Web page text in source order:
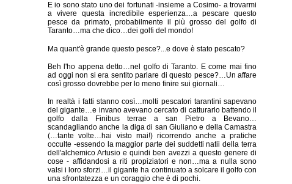
E io sono stato uno dei fortunati -insieme a Cosimo- a trovarmi
a vivere questa incredibile esperienza…a pescare questo
pesce da primato, probabilmente il più grosso del golfo di
Taranto…ma che dico…dei golfi del mondo!
Ma quant'è grande questo pesce?...e dove è stato pescato?
Beh l'ho appena detto…nel golfo di Taranto. E come mai fino
ad oggi non si era sentito parlare di questo pesce?…Un affare
così grosso dovrebbe per lo meno finire sui giornali…
In realtà i fatti stanno così…molti pescatori tarantini sapevano
del gigante…e invano avevano cercato di catturarlo battendo il
golfo dalla Finibus terrae a san Pietro a Bevano…
scandagliando anche la diga di san Giuliano e della Camastra
(…tante volte…hai visto mai!) ricorrendo anche a pratiche
occulte -essendo la maggior parte dei suddetti natii della terra
dell'alchemico Artusio e quindi ben avezzi a questo genere di
cose - affidandosi a riti propiziatori e non…ma a nulla sono
valsi i loro sforzi…il gigante ha continuato a solcare il golfo con
una sfrontatezza e un coraggio che è di pochi.